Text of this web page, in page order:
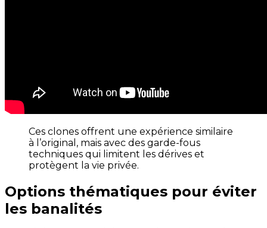
Ces clones offrent une expérience similaire
à l’original, mais avec des garde-fous
techniques qui limitent les dérives et
protègent la vie privée.
Options thématiques pour éviter
les banalités